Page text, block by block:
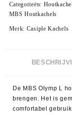
Categorieën:
MBS Houtkachels
Merk: Casiple Kachels
De MBS Olymp L
brengen. Het is
comfortabel